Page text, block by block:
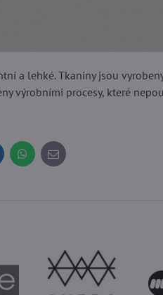
a lehké. Tkaniny jsou
výrobními procesy, které
WhatsApp
E-
mail